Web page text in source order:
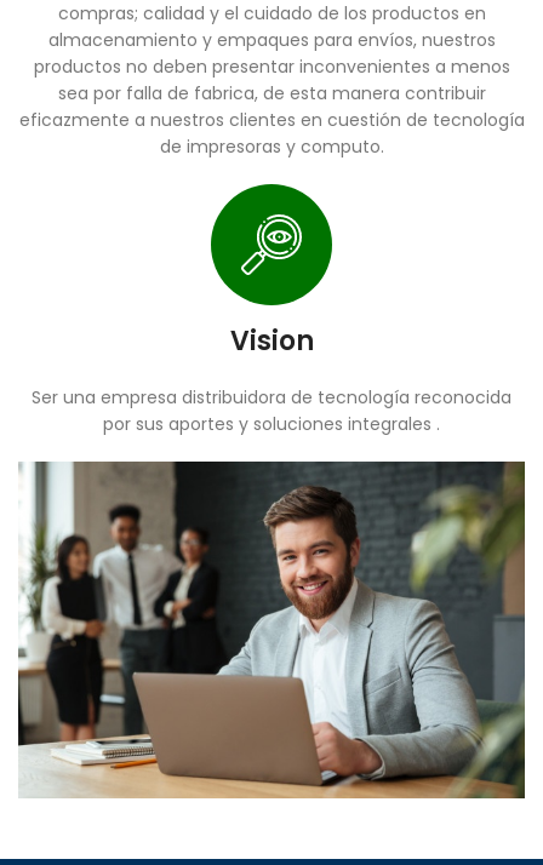
compras; calidad y el cuidado de los productos en
almacenamiento y empaques para envíos, nuestros
productos no deben presentar inconvenientes a menos
sea por falla de fabrica, de esta manera contribuir
eficazmente a nuestros clientes en cuestión de tecnología
de impresoras y computo.
Vision
Ser una empresa distribuidora de tecnología reconocida
por sus aportes y soluciones integrales .